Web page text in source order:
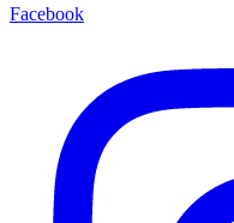
Facebook